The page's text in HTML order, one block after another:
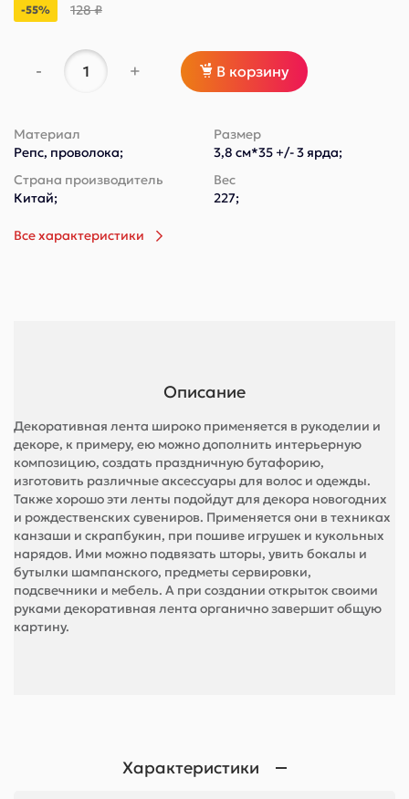
-55% 128 ₽
- + В корзину
Материал
Репс, проволока;
Размер
3,8 см*35 +/- 3 ярда;
Страна производитель
Китай;
Вес
227;
Все характеристики
Описание
Декоративная лента широко применяется в рукоделии и
декоре, к примеру, ею можно дополнить интерьерную
композицию, создать праздничную бутафорию,
изготовить различные аксессуары для волос и одежды.
Также хорошо эти ленты подойдут для декора новогодних
и рождественских сувениров. Применяется они в техниках
канзаши и скрапбукин, при пошиве игрушек и кукольных
нарядов. Ими можно подвязать шторы, увить бокалы и
бутылки шампанского, предметы сервировки,
подсвечники и мебель. А при создании открыток своими
руками декоративная лента органично завершит общую
картину.
Характеристики